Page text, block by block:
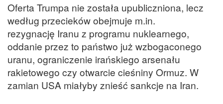
Oferta Trumpa nie została upubliczniona, lecz
według przecieków obejmuje m.in.
rezygnację Iranu z programu nuklearnego,
oddanie przez to państwo już wzbogaconego
uranu, ograniczenie irańskiego arsenału
rakietowego czy otwarcie cieśniny Ormuz. W
zamian USA miałyby znieść sankcje na Iran.